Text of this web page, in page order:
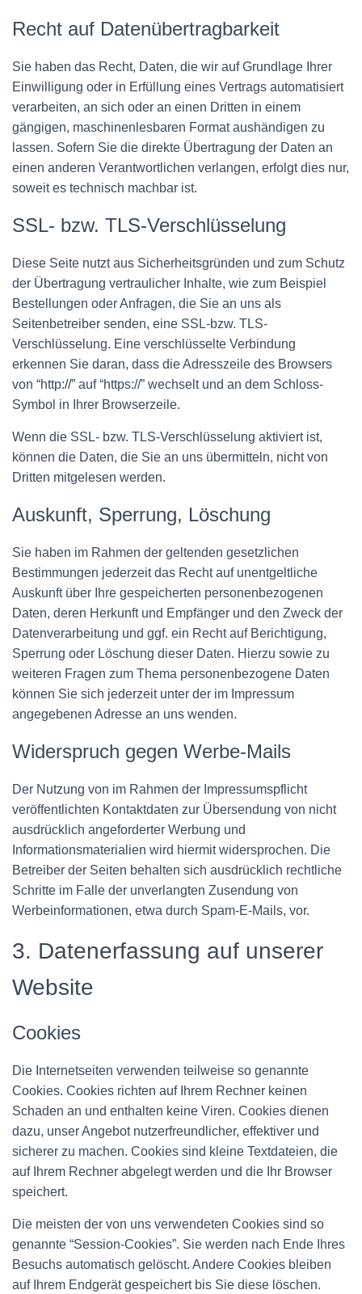
Recht auf Datenübertragbarkeit
Sie haben das Recht, Daten, die wir auf Grundlage Ihrer
Einwilligung oder in Erfüllung eines Vertrags automatisiert
verarbeiten, an sich oder an einen Dritten in einem
gängigen, maschinenlesbaren Format aushändigen zu
lassen. Sofern Sie die direkte Übertragung der Daten an
einen anderen Verantwortlichen verlangen, erfolgt dies nur,
soweit es technisch machbar ist.
SSL- bzw. TLS-Verschlüsselung
Diese Seite nutzt aus Sicherheitsgründen und zum Schutz
der Übertragung vertraulicher Inhalte, wie zum Beispiel
Bestellungen oder Anfragen, die Sie an uns als
Seitenbetreiber senden, eine SSL-bzw. TLS-
Verschlüsselung. Eine verschlüsselte Verbindung
erkennen Sie daran, dass die Adresszeile des Browsers
von “http://” auf “https://” wechselt und an dem Schloss-
Symbol in Ihrer Browserzeile.
Wenn die SSL- bzw. TLS-Verschlüsselung aktiviert ist,
können die Daten, die Sie an uns übermitteln, nicht von
Dritten mitgelesen werden.
Auskunft, Sperrung, Löschung
Sie haben im Rahmen der geltenden gesetzlichen
Bestimmungen jederzeit das Recht auf unentgeltliche
Auskunft über Ihre gespeicherten personenbezogenen
Daten, deren Herkunft und Empfänger und den Zweck der
Datenverarbeitung und ggf. ein Recht auf Berichtigung,
Sperrung oder Löschung dieser Daten. Hierzu sowie zu
weiteren Fragen zum Thema personenbezogene Daten
können Sie sich jederzeit unter der im Impressum
angegebenen Adresse an uns wenden.
Widerspruch gegen Werbe-Mails
Der Nutzung von im Rahmen der Impressumspflicht
veröffentlichten Kontaktdaten zur Übersendung von nicht
ausdrücklich angeforderter Werbung und
Informationsmaterialien wird hiermit widersprochen. Die
Betreiber der Seiten behalten sich ausdrücklich rechtliche
Schritte im Falle der unverlangten Zusendung von
Werbeinformationen, etwa durch Spam-E-Mails, vor.
3. Datenerfassung auf unserer
Website
Cookies
Die Internetseiten verwenden teilweise so genannte
Cookies. Cookies richten auf Ihrem Rechner keinen
Schaden an und enthalten keine Viren. Cookies dienen
dazu, unser Angebot nutzerfreundlicher, effektiver und
sicherer zu machen. Cookies sind kleine Textdateien, die
auf Ihrem Rechner abgelegt werden und die Ihr Browser
speichert.
Die meisten der von uns verwendeten Cookies sind so
genannte “Session-Cookies”. Sie werden nach Ende Ihres
Besuchs automatisch gelöscht. Andere Cookies bleiben
auf Ihrem Endgerät gespeichert bis Sie diese löschen.